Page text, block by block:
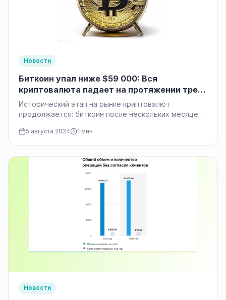
Новости
Биткоин упал ниже $59 000: Вся
криптовалюта падает на протяжении трех
дней подряд
Исторический этап на рынке криптовалют
продолжается: биткоин после нескольких месяцев
значительное падение. Сегодня курс…
5 августа 2024 1 мин
Новости